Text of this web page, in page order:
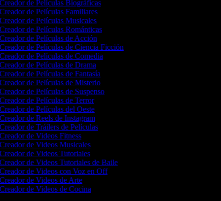
de Películas Biográficas
de Películas Familiares
de Películas Musicales
de Películas Románticas
de Películas de Acción
de Películas de Ciencia Ficción
de Películas de Comedia
de Películas de Drama
de Películas de Fantasía
de Películas de Misterio
de Películas de Suspenso
de Películas de Terror
de Películas del Oeste
de Reels de Instagram
de Tráilers de Películas
de Videos Fitness
de Videos Musicales
de Videos Tutoriales
de Videos Tutoriales de Baile
de Videos con Voz en Off
de Videos de Arte
de Videos de Cocina